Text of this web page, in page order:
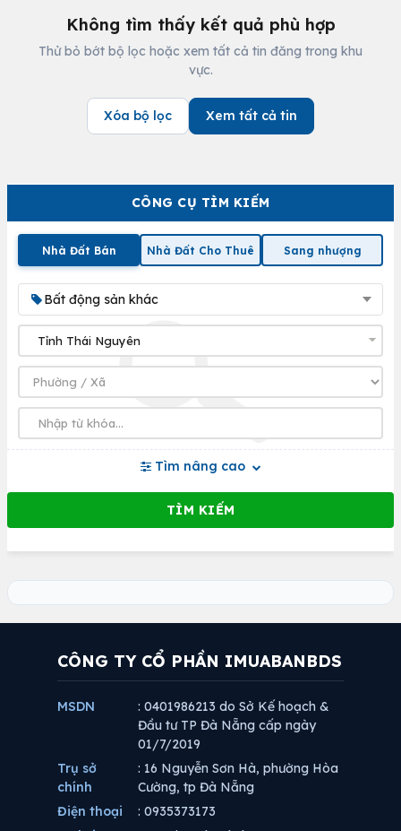
CÔNG CỤ TÌM KIẾM
Nhà Đất Bán Nhà Đất Cho Thuê Sang nhượng
Bất động sản khác
Tìm nâng cao
Không tìm thấy kết quả phù hợp
Thử bỏ bớt bộ lọc hoặc xem tất cả tin đăng trong khu
vực.
Xóa bộ lọc Xem tất cả tin
CÔNG TY CỔ PHẦN IMUABANBDS
MSDN
: 0401986213 do Sở Kế hoạch &
Đầu tư TP Đà Nẵng cấp ngày
01/7/2019
Trụ sở
chính
: 16 Nguyễn Sơn Hà, phường Hòa
Cường, tp Đà Nẵng
Điện thoại
: 0935373173